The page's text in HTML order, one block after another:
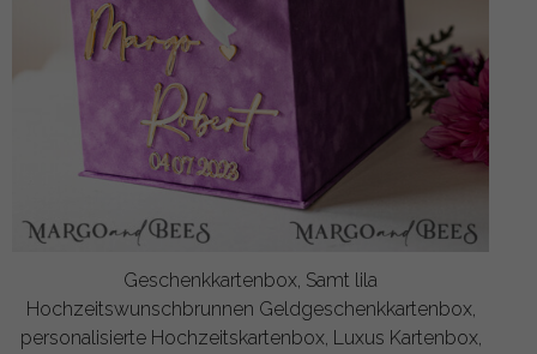
Geschenkkartenbox, Samt lila
Hochzeitswunschbrunnen Geldgeschenkkartenbox,
personalisierte Hochzeitskartenbox, Luxus Kartenbox,